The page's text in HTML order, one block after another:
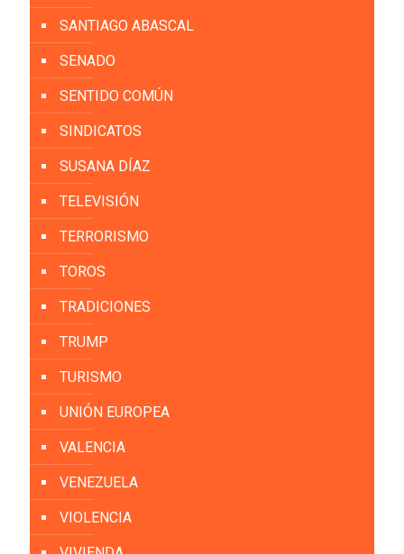
SANTIAGO ABASCAL
SENADO
SENTIDO COMÚN
SINDICATOS
SUSANA DÍAZ
TELEVISIÓN
TERRORISMO
TOROS
TRADICIONES
TRUMP
TURISMO
UNIÓN EUROPEA
VALENCIA
VENEZUELA
VIOLENCIA